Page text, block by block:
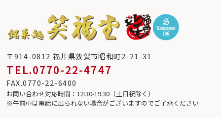
〒914-0812 福井県敦賀市昭和町2-21-31
TEL.0770-22-4747
FAX.0770-22-6400
お問い合わせ対応時間：12:30-19:30（土日祝除く）
※午前中は電話に出られない場合がございますのでご了承ください